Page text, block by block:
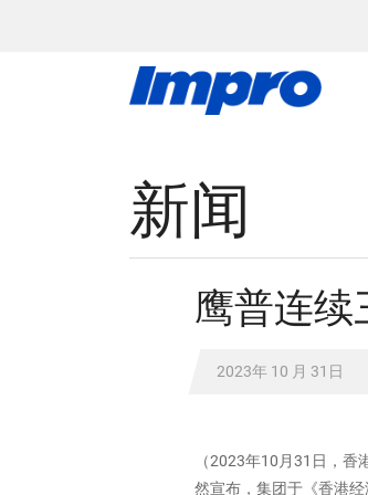
新闻
鹰普连续
2023年 10 月 31日
（2023年10月31日，
然宣布，集团于《香港